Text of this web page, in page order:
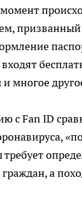
призванный
многое
с Fan ID
граждан, а